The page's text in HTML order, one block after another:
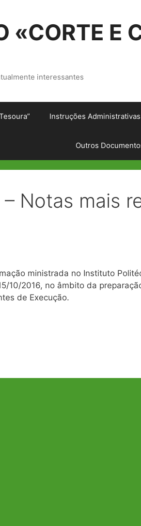
«CORTE E
interessantes
Instruções Administrativas
Outros
Notas mais
ministrada no Instituto
10/2016, no âmbito da
de Execução.